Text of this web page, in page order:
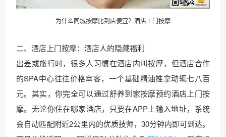
为什么同城按摩比到店便宜？酒店上门按摩
二、酒店上门按摩：酒店人的隐藏福利
出差或旅行时，很多人习惯在酒店内叫按摩，但酒店合作
的SPA中心往往价格宰客，一个基础精油推拿动辄七八百
元。其实，你完全可以通过舒养到家按摩预约酒店上门按
摩。无论你住在哪家酒店，只要在APP上输入地址，系统
会自动匹配附近2公里内的优质技师，30分钟内即可到达。